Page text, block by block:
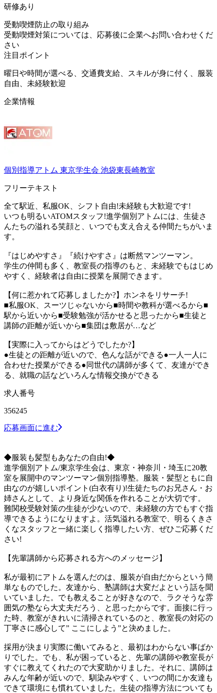
研修あり
受動喫煙防止の取り組み
受動喫煙対策については、応募後に企業へお問い合わせくだ
さい
注目ポイント
曜日や時間が選べる、交通費支給、スキルが身に付く、服装
自由、未経験歓迎
企業情報
個別指導アトム 東京学生会 池袋東長崎教室
フリーテキスト
全て駅近、私服OK、シフト自由!未経験も大歓迎です!
いつも明るいATOMスタッフ!進学個別アトムには、生徒さ
んたちの溢れる笑顔と、いつでも支え合える仲間たちがいま
す。
『はじめやすさ』『続けやすさ』は断然マンツーマン。
学生の仲間も多く、教室長の指導のもと、未経験でもはじめ
やすく、経験者は自由に授業を展開できます。
【何に惹かれて応募しましたか?】ホンネをリサーチ!
■私服OK、スーツじゃないから■時間や教科が選べるから■
駅から近いから■受験勉強が活かせると思ったから■生徒と
講師の距離が近いから■集団は敷居が…など
【実際に入ってからはどうでしたか?】
●生徒との距離が近いので、色んな話ができる●一人一人に
合わせた授業ができる●同世代の講師が多くて、友達ができ
る、就職の話などいろんな情報交換ができる
求人番号
356245
応募画面に進む
◆服装も髪型もあなたの自由!◆
進学個別アトム/東京学生会は、東京・神奈川・埼玉に20教
室を展開中のマンツーマン個別指導塾。服装・髪型ともに自
由なのが嬉しいポイント(白衣有り)!生徒たちのお兄さん・お
姉さんとして、より身近な関係を作れることが大切です。
難関校受験対策の生徒が少ないので、未経験の方でもすぐ指
導できるようになりますよ。活気溢れる教室で、明るくきさ
くなスタッフと一緒に楽しく指導したい方、ぜひご応募くだ
さい!
【先輩講師から応募される方へのメッセージ】
私が最初にアトムを選んだのは、服装が自由だからという簡
単なものでした。友達から、塾講師は大変だよという話を聞
いていました。でも教えることが好きなので、ラクそうな雰
囲気の塾なら大丈夫だろう、と思ったからです。面接に行っ
た時、教室がきれいに清掃されているのと、教室長の対応の
丁寧さに感心して” ここにしよう”と決めました。
採用が決まり実際に働いてみると、最初はわからない事ばか
りでした。でも、私が困っていると、先輩の講師や教室長が
すぐに教えてくれたので大変助かりました。それに、講師は
みんな年齢が近いので、馴染みやすく、いつの間にか友達も
できて環境にも慣れていました。生徒の指導方法についても